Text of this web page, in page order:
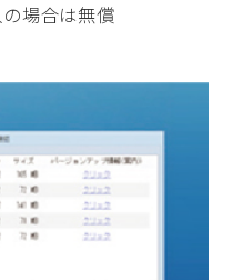
場合は無償